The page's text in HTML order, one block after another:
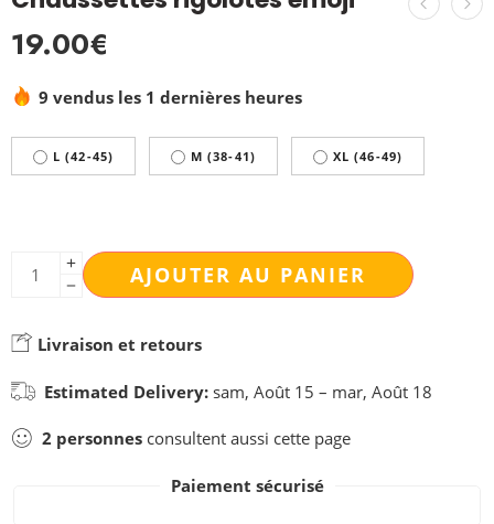
19.00€
9 vendus les 1 dernières heures
L (42-45) M (38-41) XL (46-49)
AJOUTER AU PANIER
Livraison et retours
Estimated Delivery: sam, Août 15 – mar, Août 18
2 personnes consultent aussi cette page
Paiement sécurisé